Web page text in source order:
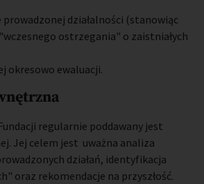
prowadzonej działalności (stanowiąc
ostrzegania" o zaistniałych
okresowo ewaluacji.
regularnie poddawany jest
Jej celem jest uważna analiza
działań, identyfikacja
oraz rekomendacje na przyszłość.